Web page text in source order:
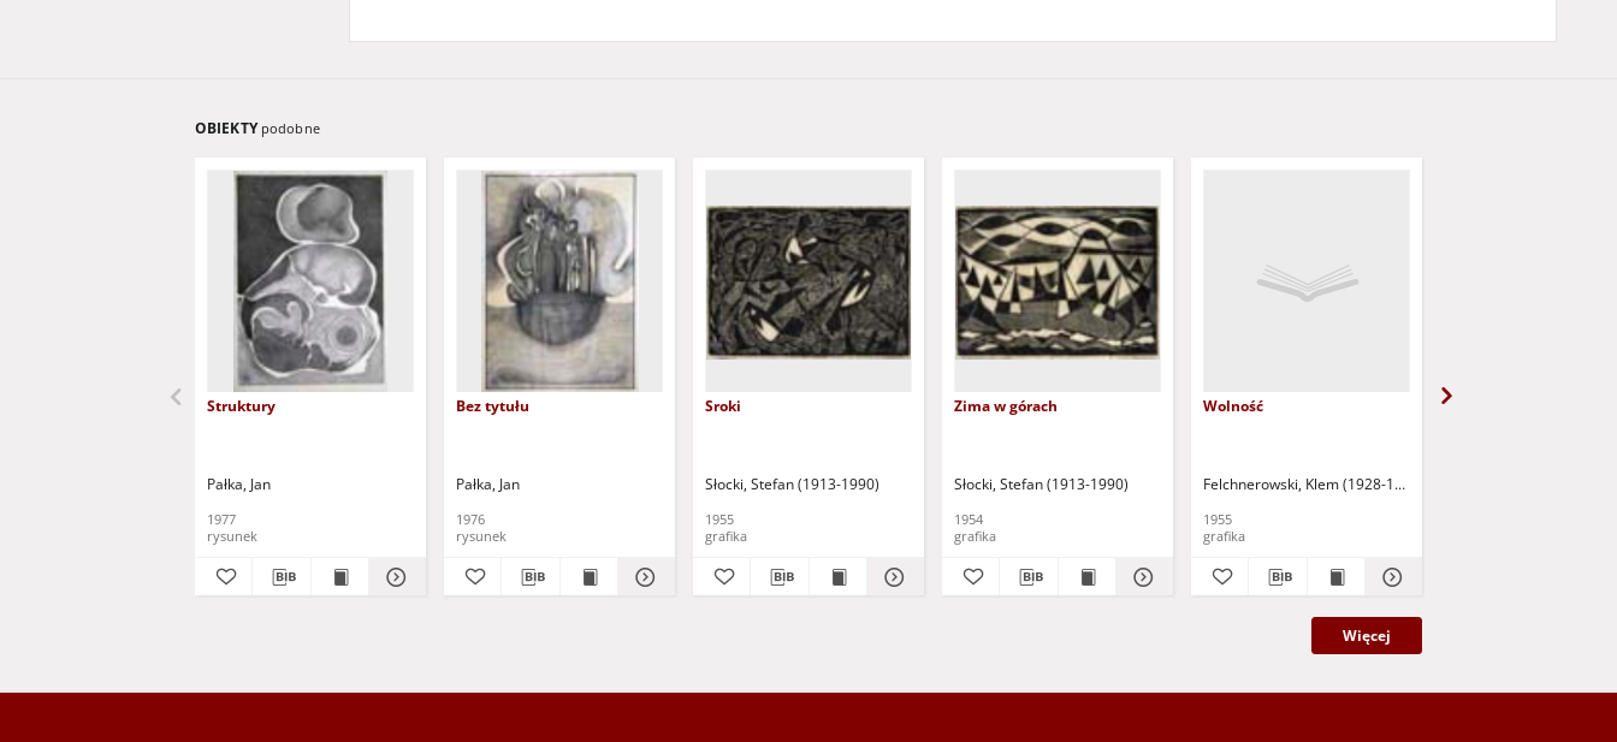
OBIEKTY podobne
Struktury
Pałka, Jan
1977
rysunek
Bez tytułu
Pałka, Jan
1976
rysunek
Sroki
Słocki, Stefan (1913-1990)
1955
grafika
Zima w górach
Słocki, Stefan (1913-1990)
1954
grafika
Wolność
Felchnerowski, Klem (1928-1980)
1955
grafika
Więcej